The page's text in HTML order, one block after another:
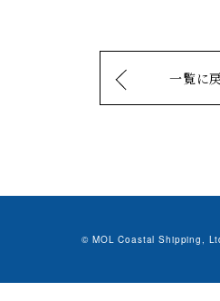
一覧に
© MOL Coastal Shipping,